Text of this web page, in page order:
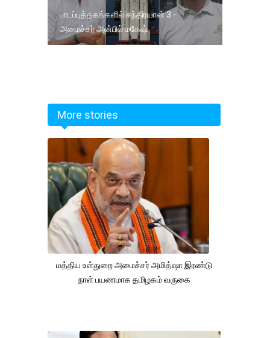
பாடப்புத்தகங்களில் சந்திரயான் 3 -
அமைச்சர் அன்பில் மகேஷ்
More stories
மத்திய உள்துறை அமைச்சர் அமித்ஷா இரண்டு
நாள் பயணமாக தமிழகம் வருகை